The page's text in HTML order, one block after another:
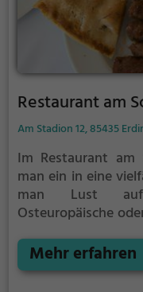
Restaurant am
Am Stadion 12, 85435
Im Restaurant
man ein in eine
man Lust auf
Osteuropäische
Palette an
Spezialitäten an.
Mehr erfahren